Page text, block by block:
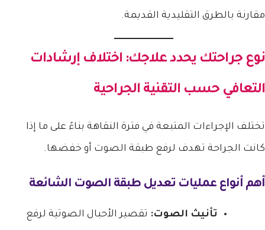
مقارنة بالطرق التقليدية القديمة.
نوع جراحتك يحدد علاجك: اختلاف إرشادات
التعافي حسب التقنية الجراحية
تختلف الإجراءات المتبعة في فترة النقاهة بناءً على ما إذا
كانت الجراحة تهدف لرفع طبقة الصوت أو خفضها.
أهم أنواع عمليات تعديل طبقة الصوت الشائعة
تأنيث الصوت: تقصير الأحبال الصوتية لرفع